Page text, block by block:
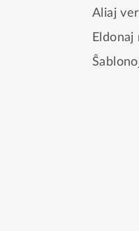
Aliaj
Eldonaj